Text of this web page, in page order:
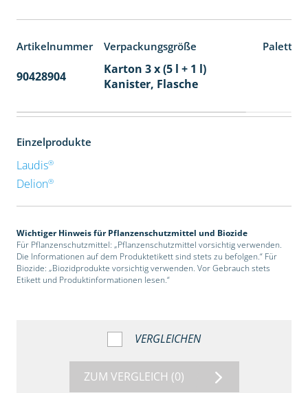
Artikelnummer Verpackungsgröße
90428904
Karton 3 x (5 l + 1 l)
Kanister, Flasche
Einzelprodukte
Laudis®
Delion®
Wichtiger Hinweis für Pflanzenschutzmittel und Biozide
Für Pflanzenschutzmittel: „Pflanzenschutzmittel vorsichtig verwenden.
Die Informationen auf dem Produktetikett sind stets zu befolgen.“ Für
Biozide: „Biozidprodukte vorsichtig verwenden. Vor Gebrauch stets
Etikett und Produktinformationen lesen.“
VERGLEICHEN
ZUM VERGLEICH (0)